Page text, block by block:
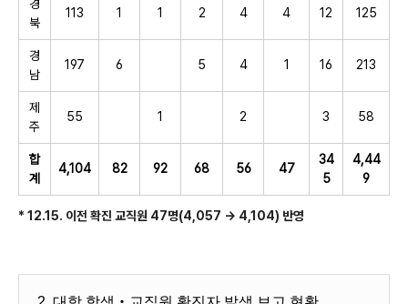
경
북
113 1 1 2 4 4 12 125
경
남
197 6 5 4 1 16 213
제
주
55 1 2 3 58
합
계
4,104 82 92 68 56 47
34
5
4,44
9
* 12.15. 이전 확진 교직원 47명(4,057 → 4,104) 반영